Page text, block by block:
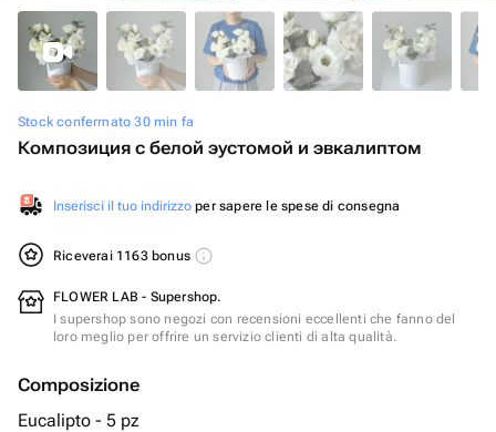
Stock confermato 30 min fa
Композиция с белой эустомой и эвкалиптом
Inserisci il tuo indirizzo per sapere le spese di consegna
Riceverai 1163 bonus
FLOWER LAB - Supershop.
I supershop sono negozi con recensioni eccellenti che fanno del
loro meglio per offrire un servizio clienti di alta qualità.
Composizione
Eucalipto - 5 pz